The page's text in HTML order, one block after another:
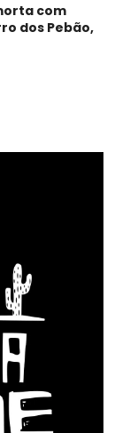
com
dos Pebão,